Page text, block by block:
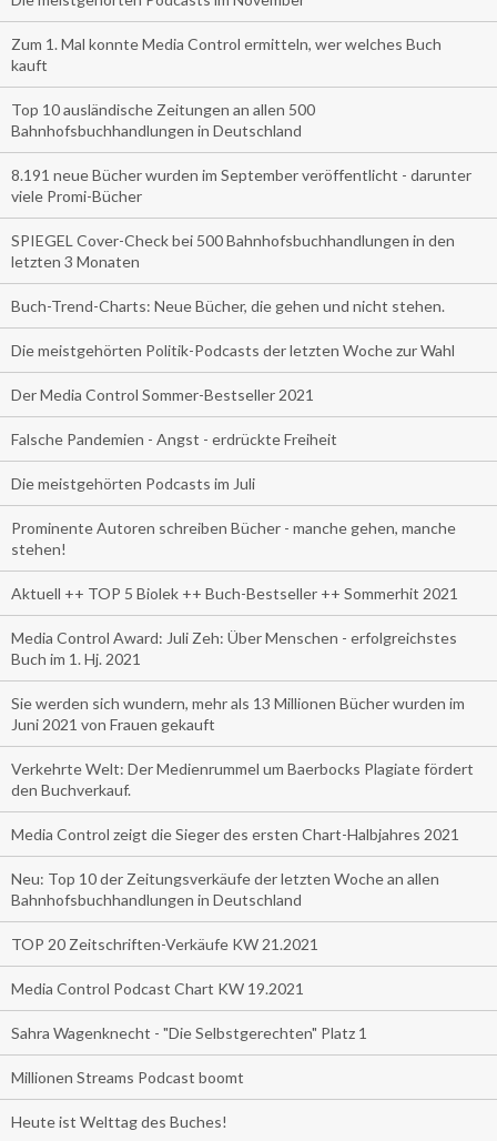
Zum 1. Mal konnte Media Control ermitteln, wer welches Buch
kauft
Top 10 ausländische Zeitungen an allen 500
Bahnhofsbuchhandlungen in Deutschland
8.191 neue Bücher wurden im September veröffentlicht - darunter
viele Promi-Bücher
SPIEGEL Cover-Check bei 500 Bahnhofsbuchhandlungen in den
letzten 3 Monaten
Buch-Trend-Charts: Neue Bücher, die gehen und nicht stehen.
Die meistgehörten Politik-Podcasts der letzten Woche zur Wahl
Der Media Control Sommer-Bestseller 2021
Falsche Pandemien - Angst - erdrückte Freiheit
Die meistgehörten Podcasts im Juli
Prominente Autoren schreiben Bücher - manche gehen, manche
stehen!
Aktuell ++ TOP 5 Biolek ++ Buch-Bestseller ++ Sommerhit 2021
Media Control Award: Juli Zeh: Über Menschen - erfolgreichstes
Buch im 1. Hj. 2021
Sie werden sich wundern, mehr als 13 Millionen Bücher wurden im
Juni 2021 von Frauen gekauft
Verkehrte Welt: Der Medienrummel um Baerbocks Plagiate fördert
den Buchverkauf.
Media Control zeigt die Sieger des ersten Chart-Halbjahres 2021
Neu: Top 10 der Zeitungsverkäufe der letzten Woche an allen
Bahnhofsbuchhandlungen in Deutschland
TOP 20 Zeitschriften-Verkäufe KW 21.2021
Media Control Podcast Chart KW 19.2021
Sahra Wagenknecht - "Die Selbstgerechten" Platz 1
Millionen Streams Podcast boomt
Heute ist Welttag des Buches!